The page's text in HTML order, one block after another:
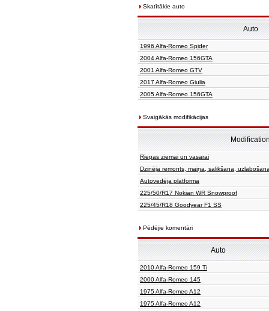
Skatītākie auto
Auto
1996 Alfa-Romeo Spider
2004 Alfa-Romeo 156GTA
2001 Alfa-Romeo GTV
2017 Alfa-Romeo Giulia
2005 Alfa-Romeo 156GTA
Svaigākās modifikācijas
Riepas ziemai un vasarai
Dzinēja remonts, maiņa, salikšana,
Autovedēja platforma
225/50/R17 Nokian WR Snowproof
225/45/R18 Goodyear F1 SS
Pēdējie komentāri
Auto
2010 Alfa-Romeo 159 Ti
2000 Alfa-Romeo 145
1975 Alfa-Romeo A12
1975 Alfa-Romeo A12